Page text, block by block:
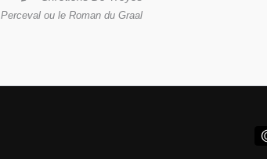
Perceval ou le Roman du Graal